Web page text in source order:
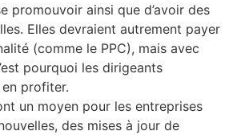
promouvoir ainsi que d’avoir des
Elles devraient autrement payer
(comme le PPC), mais avec
pourquoi les dirigeants
profiter.
un moyen pour les entreprises
des mises à jour de